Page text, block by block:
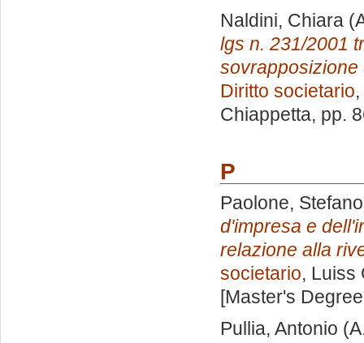
Naldini, Chiara
lgs n. 231/2001
sovrapposizione
Diritto societario
Chiappetta, pp.
P
Paolone, Stefano
d'impresa e
relazione alla
societario, Luiss
[Master's
Pullia, Antonio